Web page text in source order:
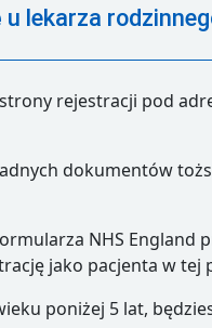
lekarza
rejestracji pod
dokumentów
NHS
jako pacjenta w tej
poniżej 5 lat,